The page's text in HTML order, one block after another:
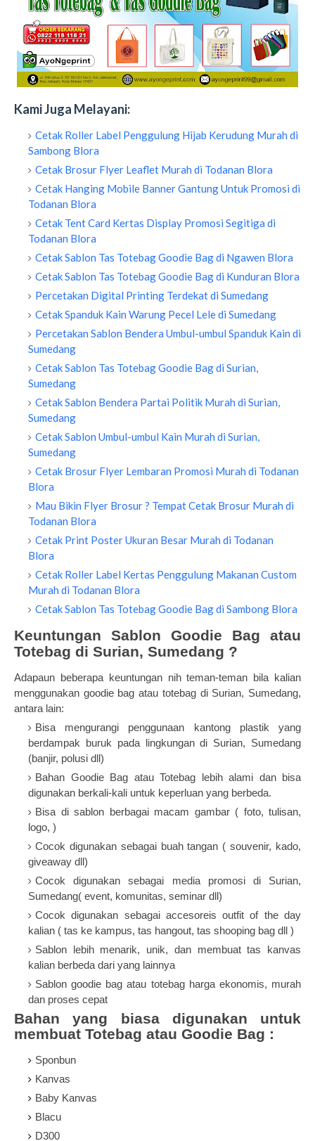
Kami Juga Melayani:
Cetak Roller Label Penggulung Hijab Kerudung Murah di
Sambong Blora
Cetak Brosur Flyer Leaflet Murah di Todanan Blora
Cetak Hanging Mobile Banner Gantung Untuk Promosi di
Todanan Blora
Cetak Tent Card Kertas Display Promosi Segitiga di
Todanan Blora
Cetak Sablon Tas Totebag Goodie Bag di Ngawen Blora
Cetak Sablon Tas Totebag Goodie Bag di Kunduran Blora
Percetakan Digital Printing Terdekat di Sumedang
Cetak Spanduk Kain Warung Pecel Lele di Sumedang
Percetakan Sablon Bendera Umbul-umbul Spanduk Kain di
Sumedang
Cetak Sablon Tas Totebag Goodie Bag di Surian,
Sumedang
Cetak Sablon Bendera Partai Politik Murah di Surian,
Sumedang
Cetak Sablon Umbul-umbul Kain Murah di Surian,
Sumedang
Cetak Brosur Flyer Lembaran Promosi Murah di Todanan
Blora
Mau Bikin Flyer Brosur ? Tempat Cetak Brosur Murah di
Todanan Blora
Cetak Print Poster Ukuran Besar Murah di Todanan
Blora
Cetak Roller Label Kertas Penggulung Makanan Custom
Murah di Todanan Blora
Cetak Sablon Tas Totebag Goodie Bag di Sambong Blora
Keuntungan Sablon Goodie Bag atau
Totebag di Surian, Sumedang ?
Adapaun beberapa keuntungan nih teman-teman bila kalian
menggunakan goodie bag atau totebag di Surian, Sumedang,
antara lain:
Bisa mengurangi penggunaan kantong plastik yang
berdampak buruk pada lingkungan di Surian, Sumedang
(banjir, polusi dll)
Bahan Goodie Bag atau Totebag lebih alami dan bisa
digunakan berkali-kali untuk keperluan yang berbeda.
Bisa di sablon berbagai macam gambar ( foto, tulisan,
logo, )
Cocok digunakan sebagai buah tangan ( souvenir, kado,
giveaway dll)
Cocok digunakan sebagai media promosi di Surian,
Sumedang( event, komunitas, seminar dll)
Cocok digunakan sebagai accesoreis outfit of the day
kalian ( tas ke kampus, tas hangout, tas shooping bag dll )
Sablon lebih menarik, unik, dan membuat tas kanvas
kalian berbeda dari yang lainnya
Sablon goodie bag atau totebag harga ekonomis, murah
dan proses cepat
Bahan yang biasa digunakan untuk
membuat Totebag atau Goodie Bag :
Sponbun
Kanvas
Baby Kanvas
Blacu
D300